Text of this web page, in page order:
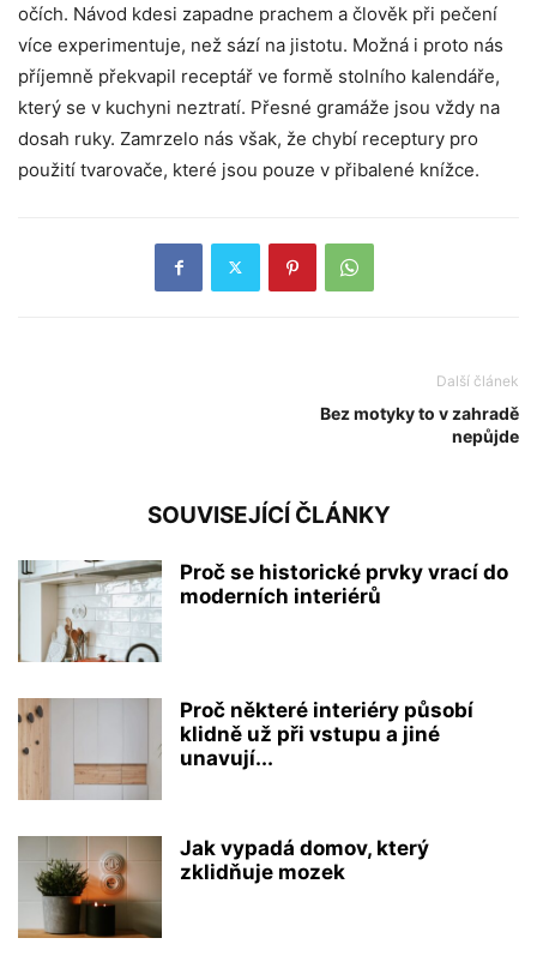
očích. Návod kdesi zapadne prachem a člověk při pečení
více experimentuje, než sází na jistotu. Možná i proto nás
příjemně překvapil receptář ve formě stolního kalendáře,
který se v kuchyni neztratí. Přesné gramáže jsou vždy na
dosah ruky. Zamrzelo nás však, že chybí receptury pro
použití tvarovače, které jsou pouze v přibalené knížce.
Další článek
Bez motyky to v zahradě
nepůjde
SOUVISEJÍCÍ ČLÁNKY
Proč se historické prvky vrací do
moderních interiérů
Proč některé interiéry působí
klidně už při vstupu a jiné
unavují...
Jak vypadá domov, který
zklidňuje mozek